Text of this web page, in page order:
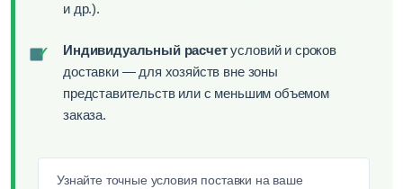
и др.).
✓ Индивидуальный расчетусловий и сроков
доставки — для хозяйств вне зоны
представительств или с меньшим объемом
заказа.
Узнайте точные условия поставки на ваше